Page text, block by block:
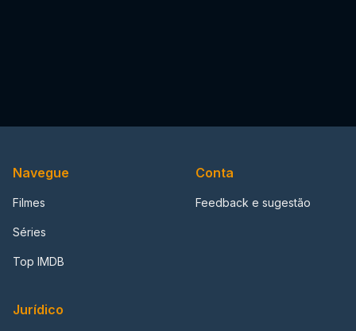
Navegue
Filmes
Séries
Top IMDB
Conta
Feedback e sugestão
Jurídico